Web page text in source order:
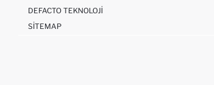
DEFACTO TEKNOLOJI
SITEMAP